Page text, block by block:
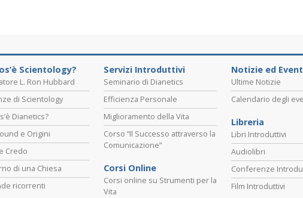
Scientology?
L. Ron Hubbard
di Scientology
Dianetics?
e Origini
Credo
di una Chiesa
ricorrenti
Servizi Introduttivi
Seminario di Dianetics
Efficienza Personale
Miglioramento della Vita
Corso “Il Successo attraverso la
Comunicazione”
Corsi Online
Corsi online su Strumenti per la
Vita
Notizie ed
Ultime Notizie
Calendario degli
Libreria
Libri Introduttivi
Audiolibri
Conferenze
Film Introduttivi